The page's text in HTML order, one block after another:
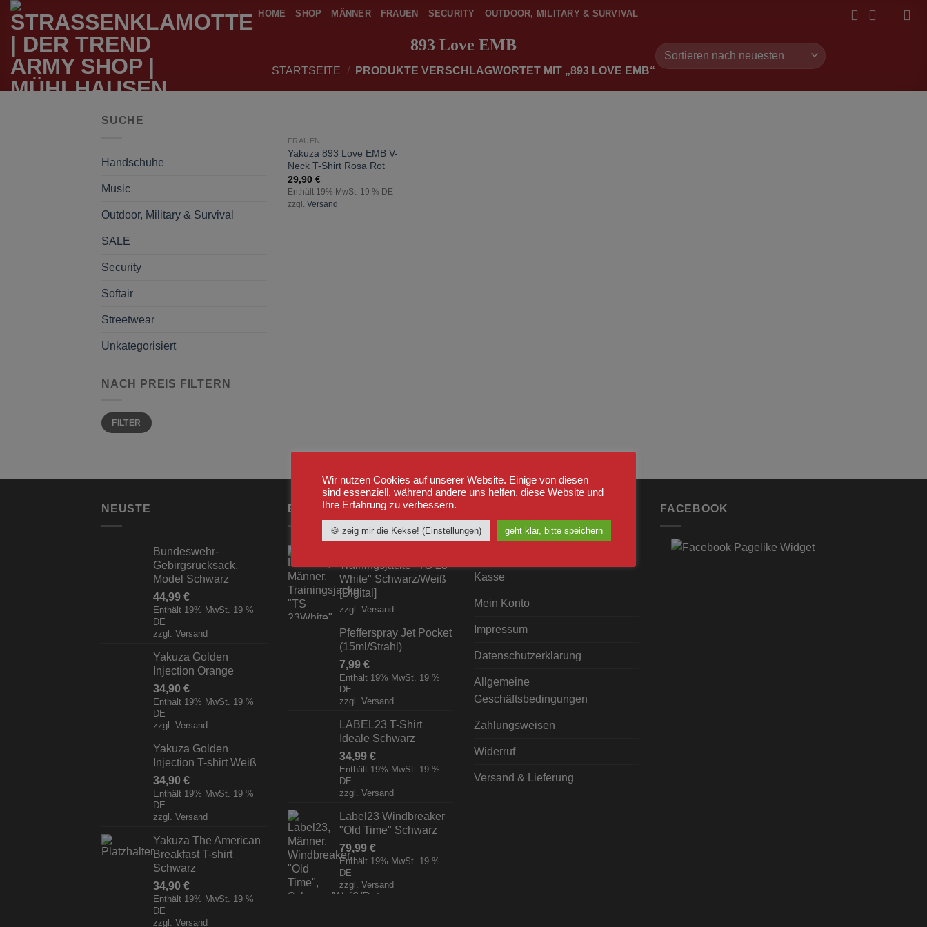
Zum
Inhalt
springen
HOME SHOP MÄNNER FRAUEN SECURITY OUTDOOR, MILITARY & SURVIVAL
893 Love EMB
STARTSEITE / PRODUKTE VERSCHLAGWORTET MIT „893 LOVE EMB“
SUCHE
Handschuhe
Music
Outdoor, Military & Survival
SALE
Security
Softair
Streetwear
Unkategorisiert
NACH PREIS FILTERN
Min.
Preis
Max.
PreisFILTER
zur
hinzufügen
FRAUEN
Yakuza 893 Love EMB V-
Neck T-Shirt Rosa Rot
29,90 €
Enthält 19% MwSt. 19 % DE
zzgl. Versand
NEUSTE
Bundeswehr-
Gebirgsrucksack,
Model Schwarz
44,99 €
Enthält 19% MwSt. 19 %
DE
zzgl. Versand
Yakuza Golden
Injection Orange
34,90 €
Enthält 19% MwSt. 19 %
DE
zzgl. Versand
Yakuza Golden
Injection T-shirt Weiß
34,90 €
Enthält 19% MwSt. 19 %
DE
zzgl. Versand
Yakuza The American
Breakfast T-shirt
Schwarz
34,90 €
Enthält 19% MwSt. 19 %
DE
zzgl. Versand
BESTSELLER
Trainingsjacke "TS 23
White" Schwarz/Weiß
[Digital]
zzgl. Versand
Pfefferspray Jet Pocket
(15ml/Strahl)
7,99 €
Enthält 19% MwSt. 19 %
DE
zzgl. Versand
LABEL23 T-Shirt
Ideale Schwarz
34,99 €
Enthält 19% MwSt. 19 %
DE
zzgl. Versand
Label23 Windbreaker
"Old Time" Schwarz
79,99 €
Enthält 19% MwSt. 19 %
DE
zzgl. Versand
Kasse
Mein Konto
Impressum
Datenschutzerklärung
Allgemeine
Geschäftsbedingungen
Zahlungsweisen
Widerruf
Versand & Lieferung
FACEBOOK
Wir nutzen Cookies auf unserer Website. Einige von diesen
sind essenziell, während andere uns helfen, diese Website und
Ihre Erfahrung zu verbessern.
🍪 zeig mir die Kekse! (Einstellungen) geht klar, bitte speichern